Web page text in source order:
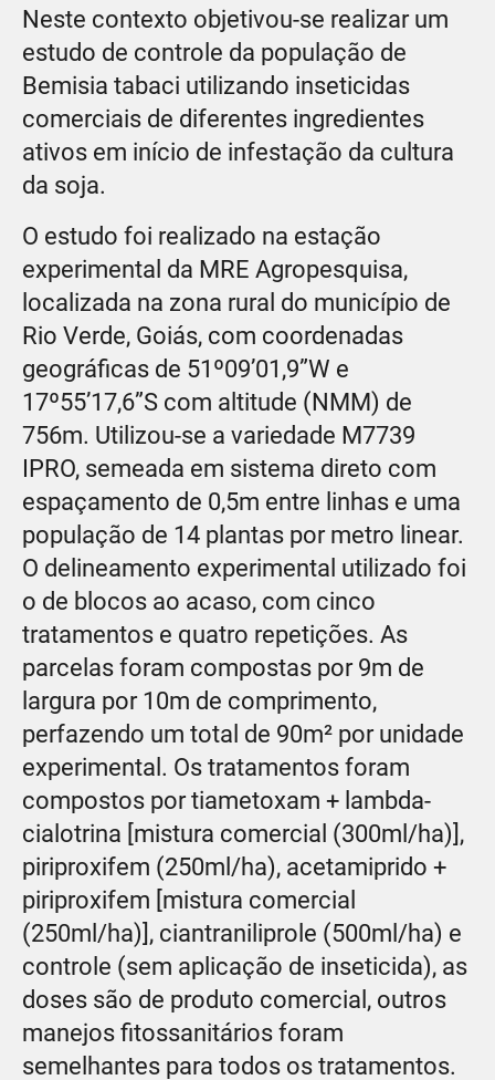
Neste contexto objetivou-se realizar um
estudo de controle da população de
Bemisia tabaci utilizando inseticidas
comerciais de diferentes ingredientes
ativos em início de infestação da cultura
da soja.
O estudo foi realizado na estação
experimental da MRE Agropesquisa,
localizada na zona rural do município de
Rio Verde, Goiás, com coordenadas
geográficas de 51º09’01,9”W e
17º55’17,6”S com altitude (NMM) de
756m. Utilizou-se a variedade M7739
IPRO, semeada em sistema direto com
espaçamento de 0,5m entre linhas e uma
população de 14 plantas por metro linear.
O delineamento experimental utilizado foi
o de blocos ao acaso, com cinco
tratamentos e quatro repetições. As
parcelas foram compostas por 9m de
largura por 10m de comprimento,
perfazendo um total de 90m² por unidade
experimental. Os tratamentos foram
compostos por tiametoxam + lambda-
cialotrina [mistura comercial (300ml/ha)],
piriproxifem (250ml/ha), acetamiprido +
piriproxifem [mistura comercial
(250ml/ha)], ciantraniliprole (500ml/ha) e
controle (sem aplicação de inseticida), as
doses são de produto comercial, outros
manejos fitossanitários foram
semelhantes para todos os tratamentos.